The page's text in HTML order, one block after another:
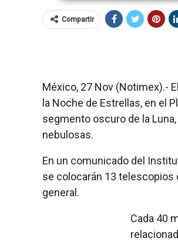
Compartir
México, 27 Nov (Notimex).-
la Noche de Estrellas, en el
segmento oscuro de la
nebulosas.
En un comunicado del
se colocarán 13 telescopios
general.
Cada